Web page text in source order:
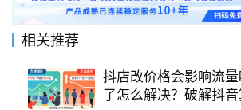
相关推荐
抖店改价格会影响流
了怎么解决？破解抖